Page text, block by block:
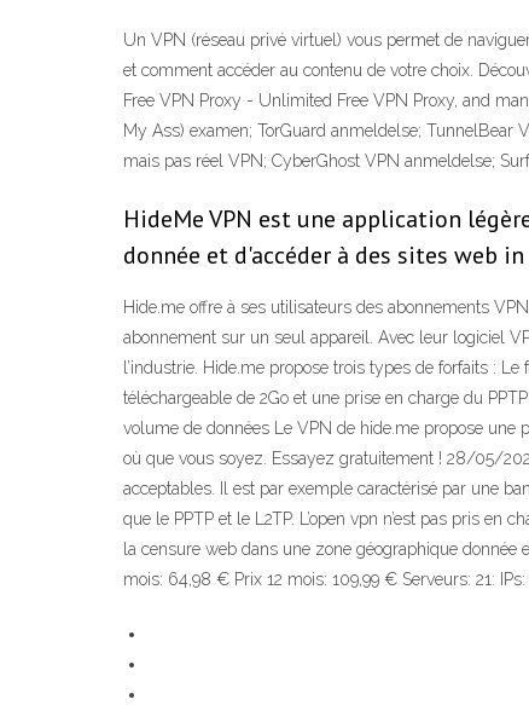
Un VPN (réseau privé virtuel) vous permet de
et comment accéder au contenu de votre choix.
Free VPN Proxy - Unlimited Free VPN Proxy, and
My Ass) examen; TorGuard anmeldelse;
mais pas réel VPN; CyberGhost VPN anmeldelse;
HideMe VPN est une application
donnée et d'accéder à des sites web in
Hide.me offre à ses utilisateurs des abonnements
abonnement sur un seul appareil. Avec leur logiciel
l’industrie. Hide.me propose trois types de forfaits :
téléchargeable de 2Go et une prise en charge du
volume de données Le VPN de hide.me propose une
où que vous soyez. Essayez gratuitement ! 28/05/
acceptables. Il est par exemple caractérisé par une
que le PPTP et le L2TP. L’open vpn n’est pas pris
la censure web dans une zone géographique
mois: 64,98 € Prix 12 mois: 109,99 € Serveurs: 21: